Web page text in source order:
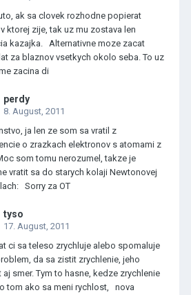
ak sa clovek rozhodne popierat
ktorej zije, tak uz mu zostava len
kazajka. Alternativne moze zacat
za blaznov vsetkych okolo seba. To uz
zacina di
perdy
8. August, 2011
ja len ze som sa vratil z
o zrazkach elektronov s atomami z
som tomu nerozumel, takze je
vratit sa do starych kolaji Newtonovej
Sorry za OT
tyso
17. August, 2011
ci sa teleso zrychluje alebo spomaluje
da sa zistit zrychlenie, jeho
aj smer. Tym to hasne, kedze zrychlenie
tom ako sa meni rychlost, nova